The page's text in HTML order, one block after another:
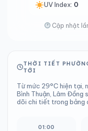
UV Index: 0
Cập nhật
THỜI TIẾT
TỚI
Từ mức 29°C hiện tại,
Bình Thuận, Lâm
dõi chi tiết trong bảng
01:00